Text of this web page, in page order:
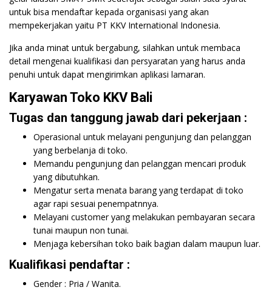
untuk bisa mendaftar kepada organisasi yang akan
mempekerjakan yaitu PT KKV International Indonesia.
Jika anda minat untuk bergabung, silahkan untuk membaca
detail mengenai kualifikasi dan persyaratan yang harus anda
penuhi untuk dapat mengirimkan aplikasi lamaran.
Karyawan Toko KKV Bali
Tugas dan tanggung jawab dari pekerjaan :
Operasional untuk melayani pengunjung dan pelanggan
yang berbelanja di toko.
Memandu pengunjung dan pelanggan mencari produk
yang dibutuhkan.
Mengatur serta menata barang yang terdapat di toko
agar rapi sesuai penempatnnya.
Melayani customer yang melakukan pembayaran secara
tunai maupun non tunai.
Menjaga kebersihan toko baik bagian dalam maupun luar.
Kualifikasi pendaftar :
Gender : Pria / Wanita.